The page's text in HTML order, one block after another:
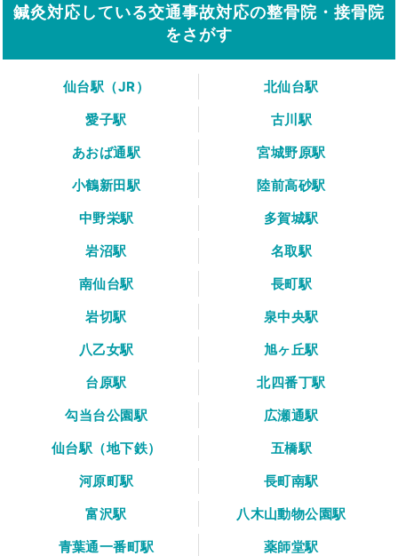
鍼灸対応している交通事故対応の整骨院・接骨院
をさがす
仙台駅（JR）
北仙台駅
愛子駅
古川駅
あおば通駅
宮城野原駅
小鶴新田駅
陸前高砂駅
中野栄駅
多賀城駅
岩沼駅
名取駅
南仙台駅
長町駅
岩切駅
泉中央駅
八乙女駅
旭ヶ丘駅
台原駅
北四番丁駅
勾当台公園駅
広瀬通駅
仙台駅（地下鉄）
五橋駅
河原町駅
長町南駅
富沢駅
八木山動物公園駅
青葉通一番町駅
薬師堂駅